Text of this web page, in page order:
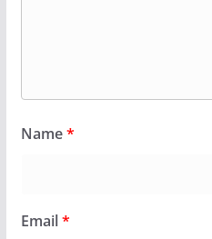
Name*
Email*